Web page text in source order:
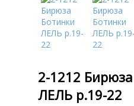
2-1212
ЛЕЛЬ р.19-22